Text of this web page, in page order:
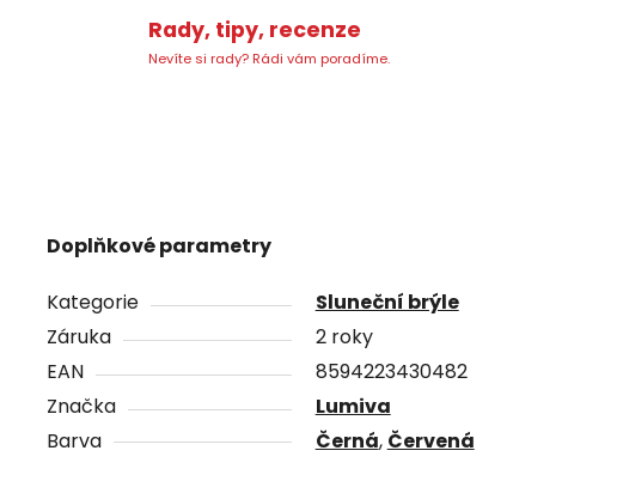
Rady, tipy, recenze
Nevíte si rady? Rádi vám poradíme.
Doplňkové parametry
Kategorie
Sluneční brýle
Záruka
2 roky
EAN
8594223430482
Značka
Lumiva
Barva
Černá, Červená